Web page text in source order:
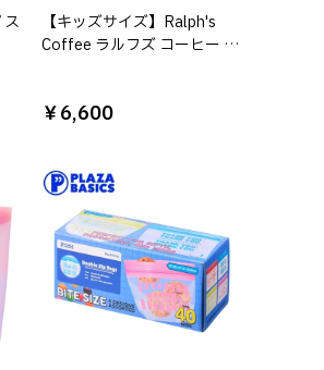
【キッズサイズ】Ralph's
Coffee ラルフズ コーヒー ス
￥6,600